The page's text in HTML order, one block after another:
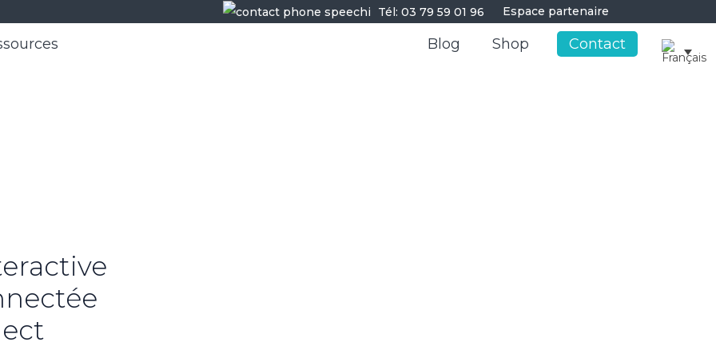
Tél: 03 79 59 01 96 Espace partenaire
Contact
Shop
Blog